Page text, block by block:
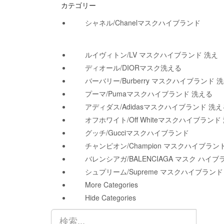
カテゴリー
シャネル/Chanelマスクハイブランド
ルイヴィトン/LV マスクハイブランド 洗え
ディオール/DIORマスク洗える
バーバリー/Burberry マスクハイブランド
プーマ/pumaマスクハイブランド 洗える
アディダス/adidasマスクハイブランド 洗え
オフホワイト/Off Whiteマスクハイブランド
グッチ/Gucciマスクハイブランド
チャンピオン/Champion マスクハイブラン
バレンシアガ/BALENCIAGA マスク ハイブ
シュプリーム/Supreme マスクハイブランド
More Categories
Hide Categories